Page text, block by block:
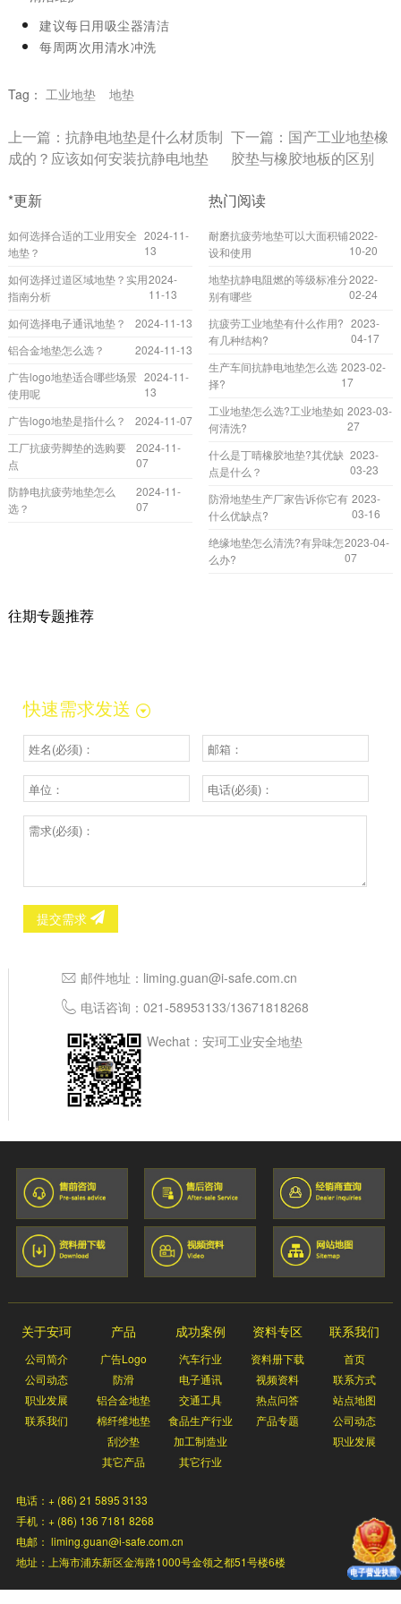
建议每日用吸尘器清洁
每周两次用清水冲洗
Tag： 工业地垫 地垫
上一篇： 抗静电地垫是什么材质制
成的？应该如何安装抗静电地垫
下一篇： 国产工业地垫橡
胶垫与橡胶地板的区别
*更新
如何选择合适的工业用安全
地垫？
2024-11-
13
如何选择过道区域地垫？实用
指南分析
2024-
11-13
如何选择电子通讯地垫？
2024-11-13
铝合金地垫怎么选？
2024-11-13
广告logo地垫适合哪些场景
使用呢
2024-11-
13
广告logo地垫是指什么？
2024-11-07
工厂抗疲劳脚垫的选购要
点
2024-11-
07
防静电抗疲劳地垫怎么
选？
2024-11-
07
热门阅读
耐磨抗疲劳地垫可以大面积铺
设和使用
2022-
10-20
地垫抗静电阻燃的等级标准分
别有哪些
2022-
02-24
抗疲劳工业地垫有什么作用?
有几种结构?
2023-
04-17
生产车间抗静电地垫怎么选
择?
2023-02-
17
工业地垫怎么选?工业地垫如
何清洗?
2023-03-
27
什么是丁晴橡胶地垫?其优缺
点是什么？
2023-
03-23
防滑地垫生产厂家告诉你它有
什么优缺点?
2023-
03-16
绝缘地垫怎么清洗?有异味怎
么办?
2023-04-
07
往期专题推荐
快速需求发送
提交需求
邮件地址： liming.guan@i-safe.com.cn
电话咨询： 021-58953133/13671818268
Wechat：安珂工业安全地垫
关于安珂
公司简介
公司动态
职业发展
联系我们
产品
广告Logo
防滑
铝合金地垫
棉纤维地垫
刮沙垫
其它产品
成功案例
汽车行业
电子通讯
交通工具
食品生产行业
加工制造业
其它行业
资料专区
资料册下载
视频资料
热点问答
产品专题
联系我们
首页
联系方式
站点地图
公司动态
职业发展
电话：+ (86) 21 5895 3133
手机：+ (86) 136 7181 8268
电邮： liming.guan@i-safe.com.cn
地址：上海市浦东新区金海路1000号金领之都51号楼6楼